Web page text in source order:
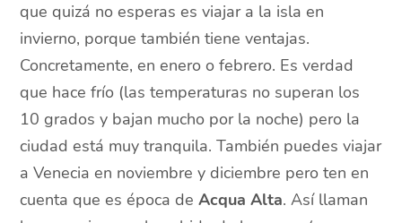
que quizá no esperas es viajar a la isla en
invierno, porque también tiene ventajas.
Concretamente, en enero o febrero. Es verdad
que hace frío (las temperaturas no superan los
10 grados y bajan mucho por la noche) pero la
ciudad está muy tranquila. También puedes viajar
a Venecia en noviembre y diciembre pero ten en
cuenta que es época deAcqua Alta. Así llaman